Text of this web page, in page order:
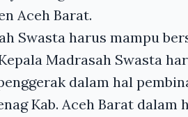
Aceh Barat.
Swasta harus mampu
Madrasah Swasta
dalam hal
Kab. Aceh Barat